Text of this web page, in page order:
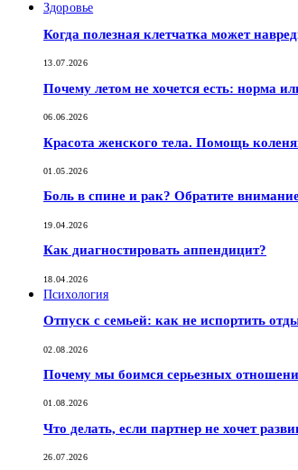
Здоровье
Когда полезная клетчатка может
13.07.2026
Почему летом не хочется есть: норма
06.06.2026
Красота женского тела. Помощь
01.05.2026
Боль в спине и рак? Обратите
19.04.2026
Как диагностировать аппендицит?
18.04.2026
Психология
Отпуск с семьей: как не испортить
02.08.2026
Почему мы боимся серьезных
01.08.2026
Что делать, если партнер не хочет
26.07.2026